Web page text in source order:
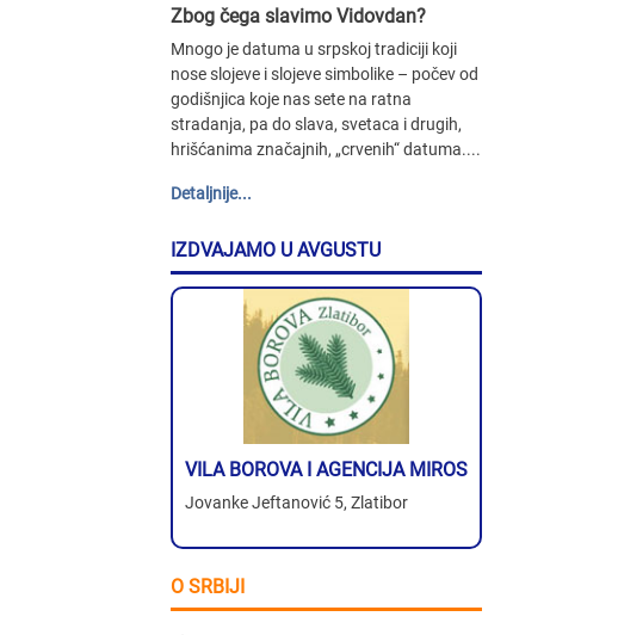
Zbog čega slavimo Vidovdan?
Mnogo je datuma u srpskoj tradiciji koji
nose slojeve i slojeve simbolike – počev od
godišnjica koje nas sete na ratna
stradanja, pa do slava, svetaca i drugih,
hrišćanima značajnih, „crvenih“ datuma....
Detaljnije...
IZDVAJAMO U AVGUSTU
VILA BOROVA I AGENCIJA MIROS
Jovanke Jeftanović 5, Zlatibor
O SRBIJI